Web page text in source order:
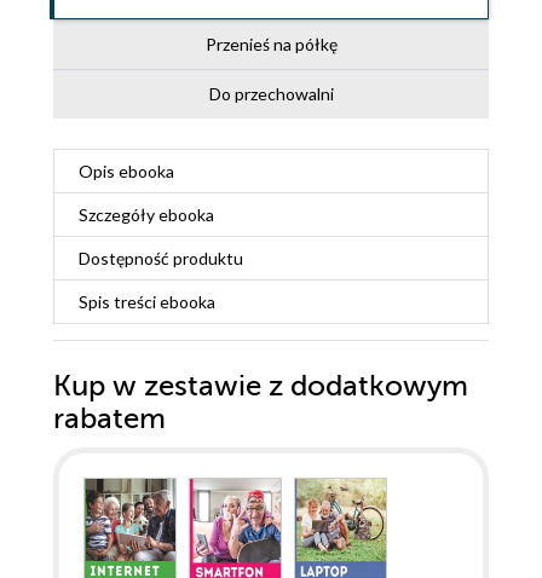
Przenieś na półkę
Do przechowalni
Opis ebooka
Szczegółyebooka
Dostępność produktu
Spis treściebooka
Kup w zestawie z dodatkowym
rabatem